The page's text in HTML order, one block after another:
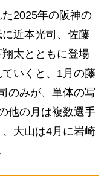
2025年の阪神の
近本光司、佐藤
太とともに登場
いくと、1月の藤
のみが、単体の写
他の月は複数選手
大山は4月に岩崎